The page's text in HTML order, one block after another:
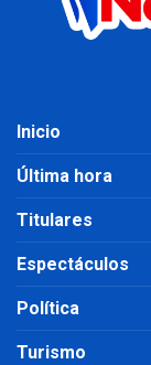
Inicio
Última hora
Titulares
Espectáculos
Política
Turismo